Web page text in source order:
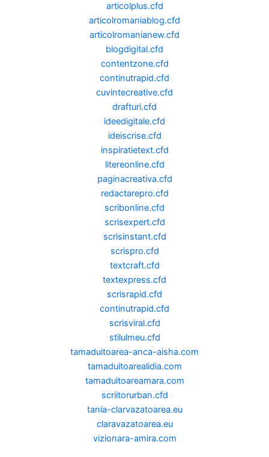
articolplus.cfd
articolromaniablog.cfd
articolromanianew.cfd
blogdigital.cfd
contentzone.cfd
continutrapid.cfd
cuvintecreative.cfd
drafturi.cfd
ideedigitale.cfd
ideiscrise.cfd
inspiratietext.cfd
litereonline.cfd
paginacreativa.cfd
redactarepro.cfd
scribonline.cfd
scrisexpert.cfd
scrisinstant.cfd
scrispro.cfd
textcraft.cfd
textexpress.cfd
scrisrapid.cfd
continutrapid.cfd
scrisviral.cfd
stilulmeu.cfd
tamaduitoarea-anca-aisha.com
tamaduitoarealidia.com
tamaduitoareamara.com
scriitorurban.cfd
tania-clarvazatoarea.eu
claravazatoarea.eu
vizionara-amira.com